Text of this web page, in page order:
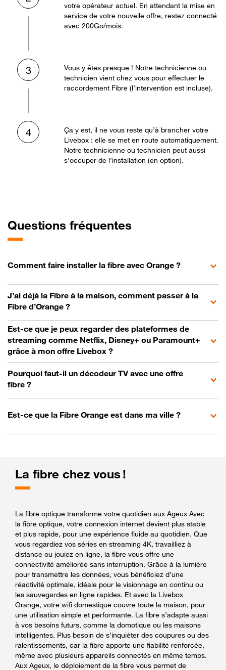
votre opérateur actuel. En attendant la mise en
service de votre nouvelle offre, restez connecté
avec 200Go/mois.
3
Vous y êtes presque ! Notre technicienne ou
technicien vient chez vous pour effectuer le
raccordement Fibre (l’intervention est incluse).
4
Ça y est, il ne vous reste qu’à brancher votre
Livebox : elle se met en route automatiquement.
Notre technicienne ou technicien peut aussi
s’occuper de l’installation (en option).
Questions fréquentes
Comment faire installer la fibre avec Orange ?
J’ai déjà la Fibre à la maison, comment passer à la
Fibre d’Orange ?
Est-ce que je peux regarder des plateformes de
streaming comme Netflix, Disney+ ou Paramount+
grâce à mon offre Livebox ?
Pourquoi faut-il un décodeur TV avec une offre
fibre ?
Est-ce que la Fibre Orange est dans ma ville ?
La fibre chez vous !
La fibre optique transforme votre quotidien aux Ageux Avec
la fibre optique, votre connexion internet devient plus stable
et plus rapide, pour une expérience fluide au quotidien. Que
vous regardiez vos séries en streaming 4K, travailliez à
distance ou jouiez en ligne, la fibre vous offre une
connectivité améliorée sans interruption. Grâce à la lumière
pour transmettre les données, vous bénéficiez d’une
réactivité optimale, idéale pour le visionnage en continu ou
les sauvegardes en ligne rapides. Et avec la Livebox
Orange, votre wifi domestique couvre toute la maison, pour
une utilisation simple et performante. La fibre s’adapte aussi
à vos besoins futurs, comme la domotique ou les maisons
intelligentes. Plus besoin de s’inquiéter des coupures ou des
ralentissements, car la fibre apporte une fiabilité renforcée,
même avec plusieurs appareils connectés en même temps.
Aux Ageux, le déploiement de la fibre vous permet de